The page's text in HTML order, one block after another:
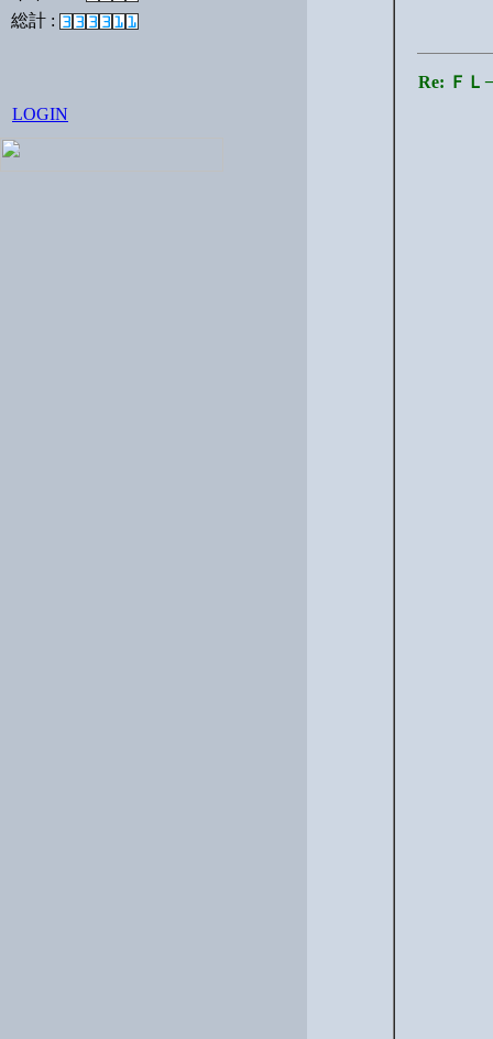
総計 :
LOGIN
Re: ＦＬ